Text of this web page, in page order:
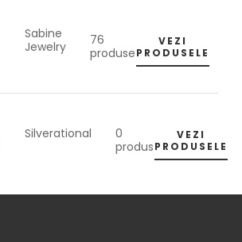
Sabine
Jewelry
76
produse
VEZI
PRODUSELE
Silverational
0
produs
VEZI
PRODUSELE